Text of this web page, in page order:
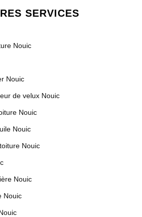
SERVICES
Nouic
Nouic
de velux Nouic
Nouic
Nouic
Nouic
Nouic
Nouic